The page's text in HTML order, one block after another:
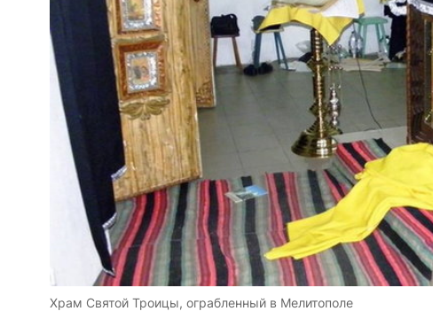
Храм Святой Троицы, ограбленный в Мелитополе